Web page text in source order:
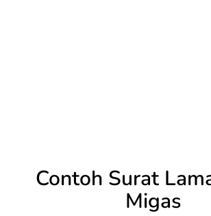
Contoh Surat
Migas